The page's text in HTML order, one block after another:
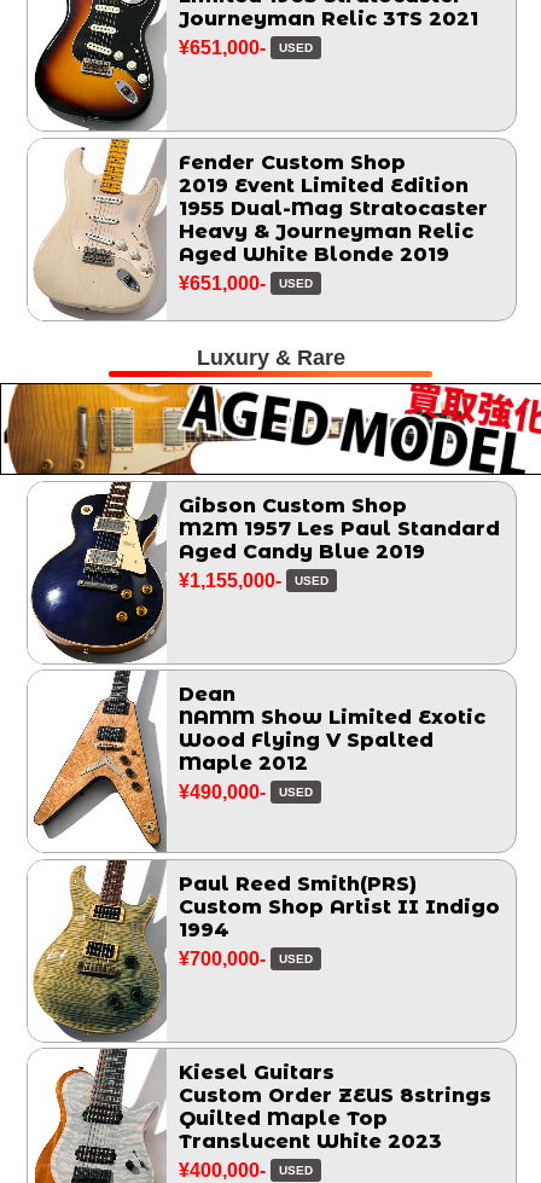
Journeyman Relic 3TS 2021
¥651,000- USED
Fender Custom Shop
2019 Event Limited Edition
1955 Dual-Mag Stratocaster
Heavy & Journeyman Relic
Aged White Blonde 2019
¥651,000- USED
Luxury & Rare
Gibson Custom Shop
M2M 1957 Les Paul Standard
Aged Candy Blue 2019
¥1,155,000- USED
Dean
NAMM Show Limited Exotic
Wood Flying V Spalted
Maple 2012
¥490,000- USED
Paul Reed Smith(PRS)
Custom Shop Artist II Indigo
1994
¥700,000- USED
Kiesel Guitars
Custom Order ZEUS 8strings
Quilted Maple Top
Translucent White 2023
¥400,000- USED